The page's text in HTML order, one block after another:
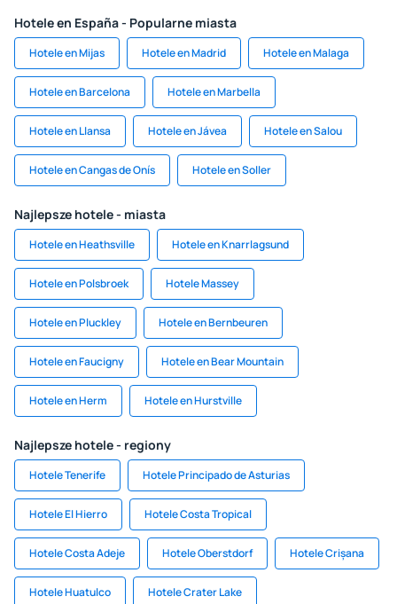
Hotele en España - Popularne miasta
Hotele en Mijas Hotele en Madrid Hotele en Malaga
Hotele en Barcelona Hotele en Marbella
Hotele en Llansa Hotele en Jávea Hotele en Salou
Hotele en Cangas de Onís Hotele en Soller
Najlepsze hotele - miasta
Hotele en Heathsville Hotele en Knarrlagsund
Hotele en Polsbroek Hotele Massey
Hotele en Pluckley Hotele en Bernbeuren
Hotele en Faucigny Hotele en Bear Mountain
Hotele en Herm Hotele en Hurstville
Najlepsze hotele - regiony
Hotele Tenerife Hotele Principado de Asturias
Hotele El Hierro Hotele Costa Tropical
Hotele Costa Adeje Hotele Oberstdorf Hotele Crișana
Hotele Huatulco Hotele Crater Lake